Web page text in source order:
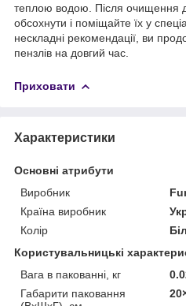
теплою водою. Після очищення
обсохнути і поміщайте їх у
нескладні рекомендації, ви
пензлів на довгий час.
Приховати
Характеристики
Основні атрибути
Виробник
Країна виробник
Колір
Користувальницькі
Вага в пакованні, кг
Габарити паковання